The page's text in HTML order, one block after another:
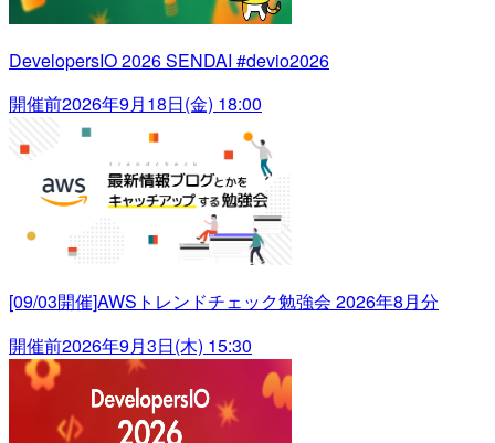
DevelopersIO 2026 SENDAI #devio2026
開催前2026年9月18日(金) 18:00
[09/03開催]AWSトレンドチェック勉強会 2026年8月分
開催前2026年9月3日(木) 15:30